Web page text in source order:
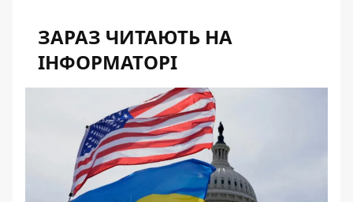
ЗАРАЗ ЧИТАЮТЬ НА
ІНФОРМАТОРІ